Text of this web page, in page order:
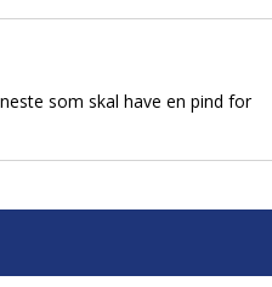
som skal have en pind for